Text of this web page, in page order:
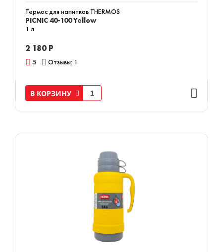
Термос для напитков THERMOS
PICNIC 40-100 Yellow
1 л
2 180 Р
5 Отзывы: 1
В КОРЗИНУ